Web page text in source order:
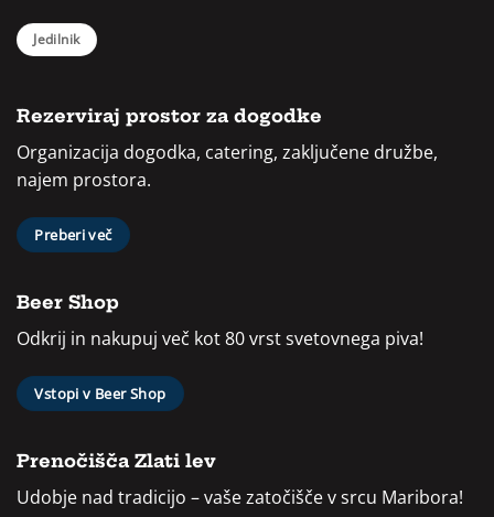
Jedilnik
Rezerviraj prostor za dogodke
Organizacija dogodka, catering, zaključene družbe,
najem prostora.
Preberi več
Beer Shop
Odkrij in nakupuj več kot 80 vrst svetovnega piva!
Vstopi v Beer Shop
Prenočišča Zlati lev
Udobje nad tradicijo – vaše zatočišče v srcu Maribora!